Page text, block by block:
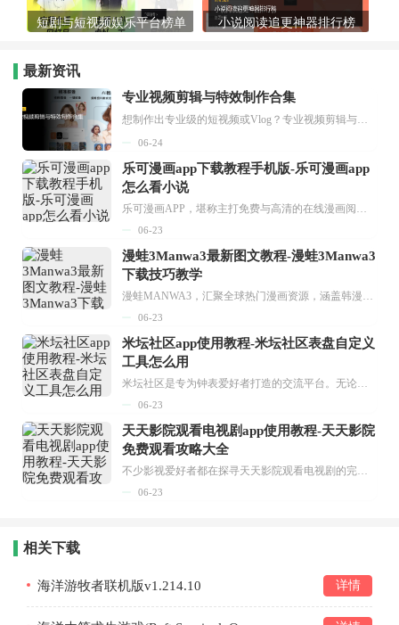
短剧与短视频娱乐平台榜单 小说阅读追更神器排行榜
最新资讯
专业视频剪辑与特效制作合集
想制作出专业级的短视频或Vlog？专业视频剪辑与特效制作大全专题为你提供了从剪辑、抠像到特效包装的全套解决方案。无论是添加炫酷的片头、进行精准的视频抠图，还是制...
06-24
乐可漫画app下载教程手机版-乐可漫画app
怎么看小说
06-23
漫蛙3Manwa3最新图文教程-漫蛙3Manwa3
下载技巧教学
06-23
米坛社区app使用教程-米坛社区表盘自定义
工具怎么用
06-23
天天影院观看电视剧app使用教程-天天影院
免费观看攻略大全
06-23
相关下载
海洋游牧者联机版v1.214.10 详情